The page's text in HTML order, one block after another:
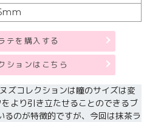
テを購入する
ションはこちら
ズコレクションは瞳のサイズは変
より引き立たせることのできるブ
のが特徴的ですが、今回は抹茶ラ